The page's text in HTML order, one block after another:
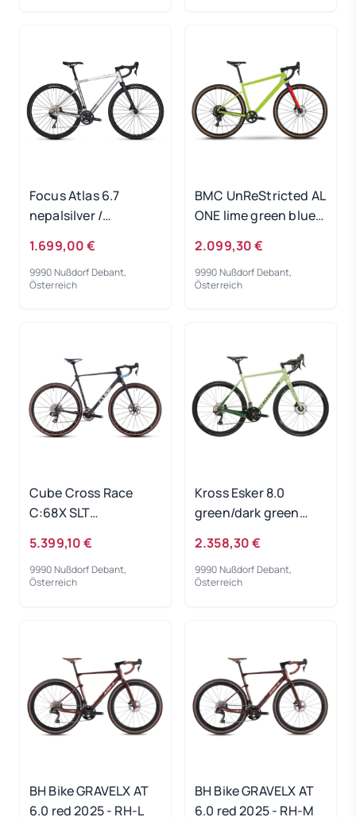
Focus Atlas 6.7
nepalsilver /
54 cm
1.699,00 €
9990 Nußdorf Debant,
Österreich
BMC UnReStricted AL
ONE lime green blue
2.099,30 €
9990 Nußdorf Debant,
Österreich
Cube Cross Race
C:68X SLT
2025 - RH 58 cm
5.399,10 €
9990 Nußdorf Debant,
Österreich
Kross Esker 8.0
green/dark green
2.358,30 €
9990 Nußdorf Debant,
Österreich
BH Bike GRAVELX AT
6.0 red 2025 - RH-L
BH Bike GRAVELX AT
6.0 red 2025 - RH-M